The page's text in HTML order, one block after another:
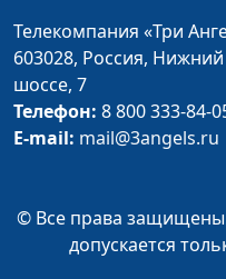
Новый год - новая
жизнь?
Лекарство от
лицемерия
Телекомпания «Три
603028, Россия,
шоссе, 7
Телефон: 8 800 333-84-
E-mail: mail@3angels.ru
© Все права
допускается